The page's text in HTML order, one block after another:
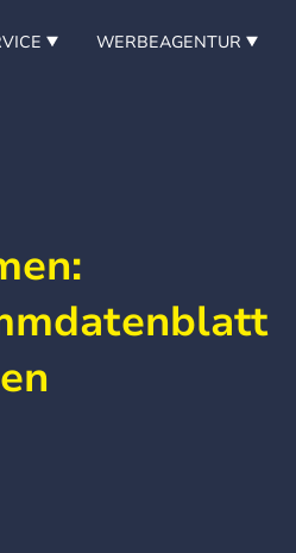
WERBEAGENTUR